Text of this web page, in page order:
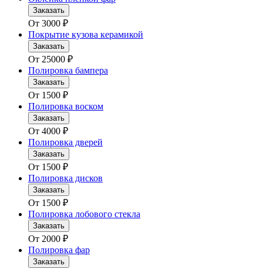
Заказать
От 3000 ₽
Покрытие кузова керамикой
Заказать
От 25000 ₽
Полировка бампера
Заказать
От 1500 ₽
Полировка воском
Заказать
От 4000 ₽
Полировка дверей
Заказать
От 1500 ₽
Полировка дисков
Заказать
От 1500 ₽
Полировка лобового стекла
Заказать
От 2000 ₽
Полировка фар
Заказать